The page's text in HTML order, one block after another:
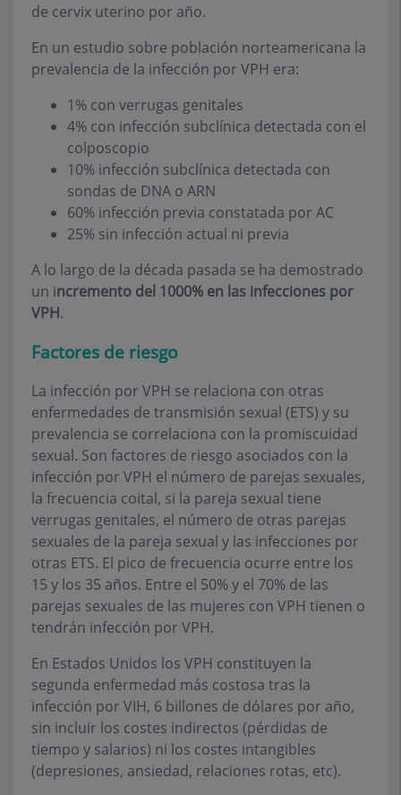
de cervix uterino por año.
En un estudio sobre población norteamericana la
prevalencia de la infección por VPH era:
1% con verrugas genitales
4% con infección subclínica detectada con el
colposcopio
10% infección subclínica detectada con
sondas de DNA o ARN
60% infección previa constatada por AC
25% sin infección actual ni previa
A lo largo de la década pasada se ha demostrado
un incremento del 1000% en las infecciones por
VPH.
Factores de riesgo
La infección por VPH se relaciona con otras
enfermedades de transmisión sexual (ETS) y su
prevalencia se correlaciona con la promiscuidad
sexual. Son factores de riesgo asociados con la
infección por VPH el número de parejas sexuales,
la frecuencia coital, si la pareja sexual tiene
verrugas genitales, el número de otras parejas
sexuales de la pareja sexual y las infecciones por
otras ETS. El pico de frecuencia ocurre entre los
15 y los 35 años. Entre el 50% y el 70% de las
parejas sexuales de las mujeres con VPH tienen o
tendrán infección por VPH.
En Estados Unidos los VPH constituyen la
segunda enfermedad más costosa tras la
infección por VIH, 6 billones de dólares por año,
sin incluir los costes indirectos (pérdidas de
tiempo y salarios) ni los costes intangibles
(depresiones, ansiedad, relaciones rotas, etc).